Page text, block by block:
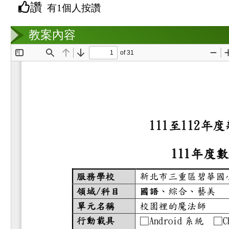
教案互動
讚 有1個人按讚
教案內容